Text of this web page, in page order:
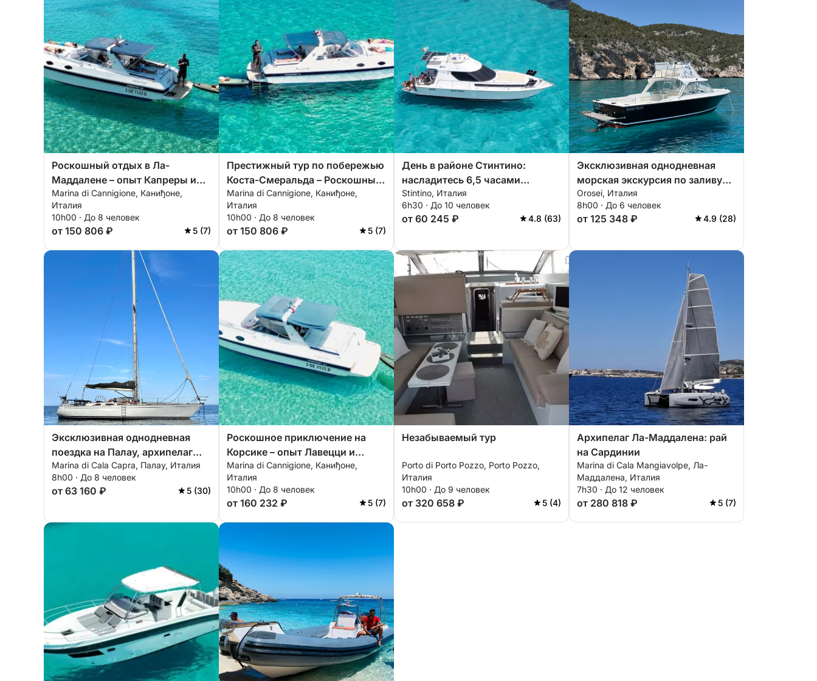
Роскошный отдых в Ла-
Маддалене – опыт Капреры и
Спарджи
Marina di Cannigione, Каниђоне,
Италия
10h00 · До 8 человек
от 150 806 ₽ 5 (7)
Престижный тур по побережью
Коста-Смеральда – Роскошный
отдых в Морторио
Marina di Cannigione, Каниђоне,
Италия
10h00 · До 8 человек
от 150 806 ₽ 5 (7)
День в районе Стинтино:
насладитесь 6,5 часами
исследования на борту 14-
метрового моторного катера.
Stintino, Италия
6h30 · До 10 человек
от 60 245 ₽ 4.8 (63)
Эксклюзивная однодневная
морская экскурсия по заливу
Орозей.
Orosei, Италия
8h00 · До 6 человек
от 125 348 ₽ 4.9 (28)
Эксклюзивная однодневная
поездка на Палау, архипелаг
Маддалена.
Marina di Cala Capra, Палау, Италия
8h00 · До 8 человек
от 63 160 ₽ 5 (30)
Роскошное приключение на
Корсике – опыт Лавецци и
Кавалло
Marina di Cannigione, Каниђоне,
Италия
10h00 · До 8 человек
от 160 232 ₽ 5 (7)
Незабываемый тур
Porto di Porto Pozzo, Porto Pozzo,
Италия
10h00 · До 9 человек
от 320 658 ₽ 5 (4)
Архипелаг Ла-Маддалена: рай
на Сардинии
Marina di Cala Mangiavolpe, Ла-
Маддалена, Италия
7h30 · До 12 человек
от 280 818 ₽ 5 (7)